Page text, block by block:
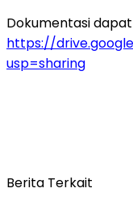
Dokumentasi
https://
usp=sharing
Berita Terkait